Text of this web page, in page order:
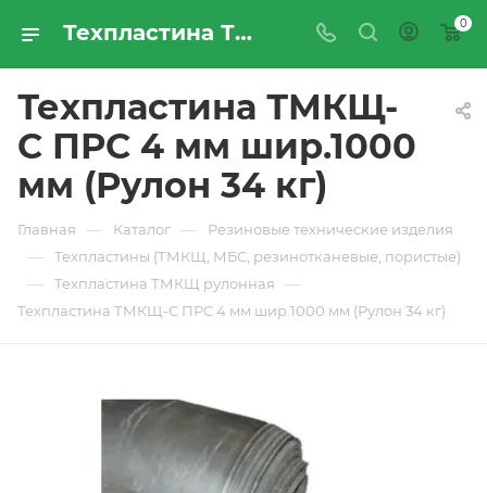
Техпластина ТМКЩ-С ПРС 4 мм шир.1000 мм (Рулон 34 кг) - купить по цене производителя с доставкой по Москве и России | ПРОМРЕСУРССЕРВИС 0
Техпластина ТМКЩ-
С ПРС 4 мм шир.1000
мм (Рулон 34 кг)
Главная — Каталог — Резиновые технические изделия
— Техпластины (ТМКЩ, МБС, резинотканевые, пористые)
— Техпластина ТМКЩ рулонная —
Техпластина ТМКЩ-С ПРС 4 мм шир.1000 мм (Рулон 34 кг)